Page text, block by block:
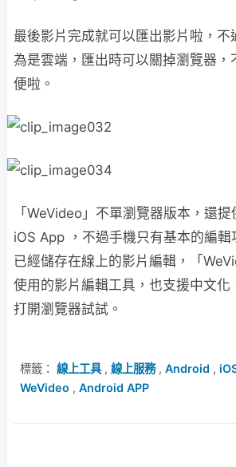
最後影片完成就可以匯出影片啦，不
為是雲端，匯出時可以關掉瀏覽器，
便啦。
「WeVideo」不單瀏覽器版本，還
iOS App ，不過手機只有基本的編輯
已經儲存在線上的影片編輯，「
使用的影片編輯工具，也支援中文化
打開瀏覽器試試。
標籤： 線上工具, 線上服務, Android ,
WeVideo , Android APP